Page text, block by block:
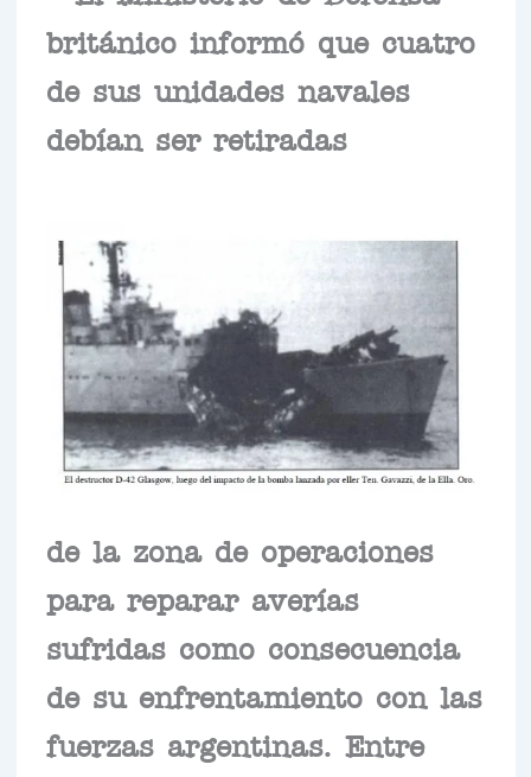
británico informó que cuatro
de sus unidades navales
debían ser retiradas
de la zona de operaciones
para reparar averías
sufridas como consecuencia
de su enfrentamiento con las
fuerzas argentinas. Entre